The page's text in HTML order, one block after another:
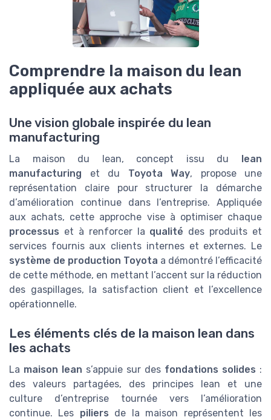
Comprendre la maison du lean
appliquée aux achats
Une vision globale inspirée du lean
manufacturing
La maison du lean, concept issu du lean
manufacturing et du Toyota Way, propose une
représentation claire pour structurer la démarche
d’amélioration continue dans l’entreprise. Appliquée
aux achats, cette approche vise à optimiser chaque
processus et à renforcer la qualité des produits et
services fournis aux clients internes et externes. Le
système de production Toyota a démontré l’efficacité
de cette méthode, en mettant l’accent sur la réduction
des gaspillages, la satisfaction client et l’excellence
opérationnelle.
Les éléments clés de la maison lean dans
les achats
La maison lean s’appuie sur des fondations solides :
des valeurs partagées, des principes lean et une
culture d’entreprise tournée vers l’amélioration
continue. Les piliers de la maison représentent les